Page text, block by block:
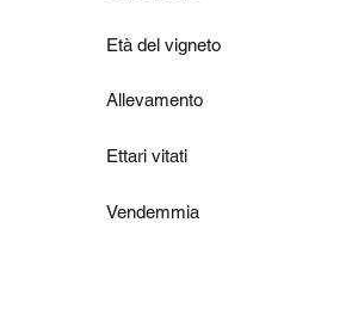
Età del vigneto
Allevamento
Ettari vitati
Vendemmia